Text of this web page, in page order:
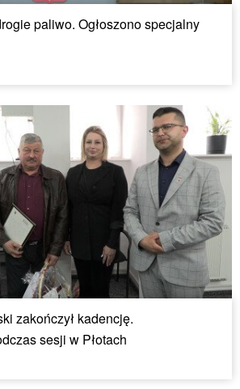
paliwo. Ogłoszono specjalny
zakończył kadencję.
sesji w Płotach